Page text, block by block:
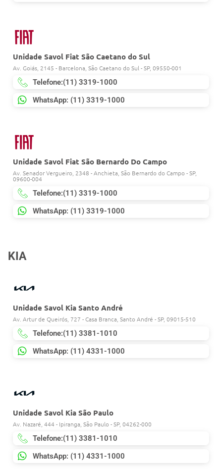
Unidade Savol Fiat São Caetano do Sul
Av. Goiás, 2145 - Barcelona, São Caetano do Sul - SP, 09550-001
Telefone:(11) 3319-1000
WhatsApp: (11) 3319-1000
Unidade Savol Fiat São Bernardo Do Campo
Av. Senador Vergueiro, 2348 - Anchieta, São Bernardo do Campo - SP,
09600-004
Telefone:(11) 3319-1000
WhatsApp: (11) 3319-1000
KIA
Unidade Savol Kia Santo André
Av. Artur de Queirós, 727 - Casa Branca, Santo André - SP, 09015-510
Telefone:(11) 3381-1010
WhatsApp: (11) 4331-1000
Unidade Savol Kia São Paulo
Av. Nazaré, 444 - Ipiranga, São Paulo - SP, 04262-000
Telefone:(11) 3381-1010
WhatsApp: (11) 4331-1000